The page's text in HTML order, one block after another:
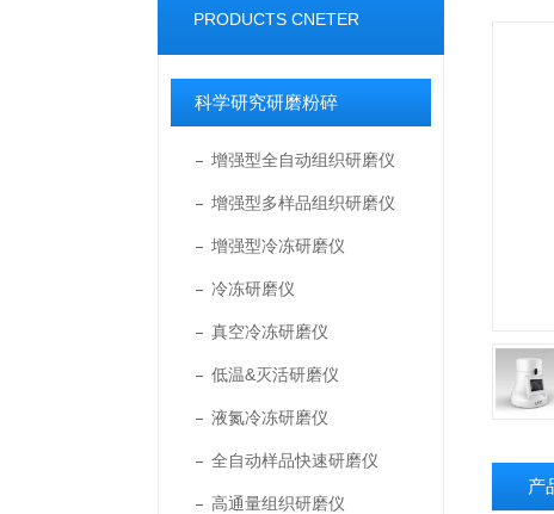
PRODUCTS CNETER
科学研究研磨粉碎
增强型全自动组织研磨仪
增强型多样品组织研磨仪
增强型冷冻研磨仪
冷冻研磨仪
真空冷冻研磨仪
低温&灭活研磨仪
液氮冷冻研磨仪
全自动样品快速研磨仪
高通量组织研磨仪
产